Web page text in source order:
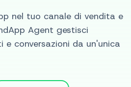
nel tuo canale di vendita e
Agent gestisci
conversazioni da un'unica